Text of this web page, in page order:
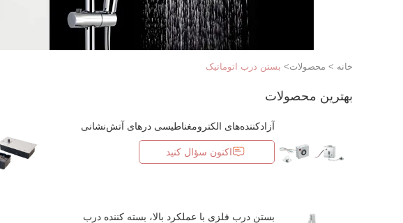
خانه > محصولات> بستن درب اتوماتیک
بهترین محصولات
آزادکننده‌های الکترومغناطیسی درهای آتش‌نشانی
اکنون سؤال کنید
بستن درب فلزی با عملکرد بالا، بسته کننده درب